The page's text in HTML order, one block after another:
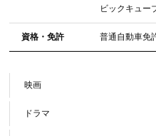
ビックキュー
資格・免許 普通自動車免
映画
ドラマ